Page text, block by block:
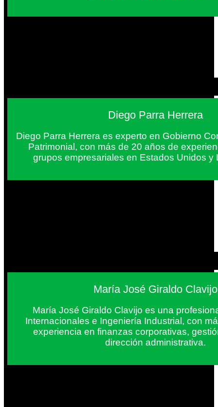
Diego Parra Herrera
Diego Parra Herrera es experto en Gobierno
Patrimonial, con más de 20 años de
grupos empresariales en Estados Unidos y
María José Giraldo Clavijo
María José Giraldo Clavijo es una
Internacionales e Ingeniería Industrial, con
experiencia en finanzas corporativas,
dirección administrativa.